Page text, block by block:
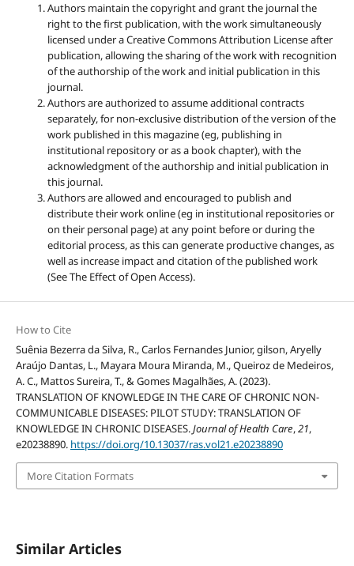
Authors maintain the copyright and grant the journal the
right to the first publication, with the work simultaneously
licensed under a Creative Commons Attribution License after
publication, allowing the sharing of the work with recognition
of the authorship of the work and initial publication in this
journal.
Authors are authorized to assume additional contracts
separately, for non-exclusive distribution of the version of the
work published in this magazine (eg, publishing in
institutional repository or as a book chapter), with the
acknowledgment of the authorship and initial publication in
this journal.
Authors are allowed and encouraged to publish and
distribute their work online (eg in institutional repositories or
on their personal page) at any point before or during the
editorial process, as this can generate productive changes, as
well as increase impact and citation of the published work
(See The Effect of Open Access).
How to Cite
Suênia Bezerra da Silva, R., Carlos Fernandes Junior, gilson, Aryelly
Araújo Dantas, L., Mayara Moura Miranda, M., Queiroz de Medeiros,
A. C., Mattos Sureira, T., & Gomes Magalhães, A. (2023).
TRANSLATION OF KNOWLEDGE IN THE CARE OF CHRONIC NON-
COMMUNICABLE DISEASES: PILOT STUDY: TRANSLATION OF
KNOWLEDGE IN CHRONIC DISEASES.Journal of Health Care,21,
e20238890. https://doi.org/10.13037/ras.vol21.e20238890
More Citation Formats
Similar Articles